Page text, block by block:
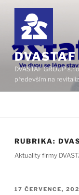
obsahu
DVASTAF
DVASTAF GROUP
především na
RUBRIKA:
Aktuality firmy
PUBLIKOVÁNO
17 ČERVENCE,